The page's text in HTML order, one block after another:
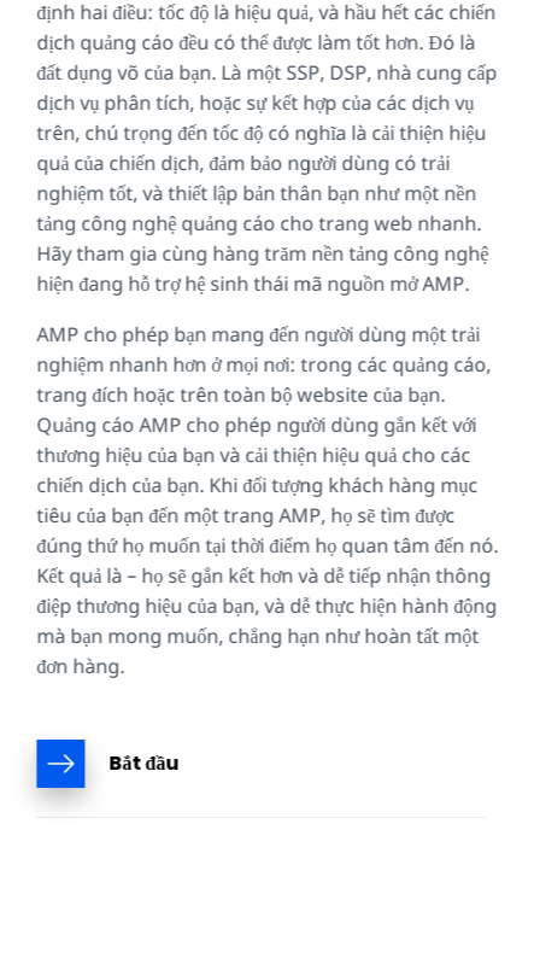
định hai điều: tốc độ là hiệu quả, và hầu hết các chiến
dịch quảng cáo đều có thể được làm tốt hơn. Đó là
đất dụng võ của bạn. Là một SSP, DSP, nhà cung cấp
dịch vụ phân tích, hoặc sự kết hợp của các dịch vụ
trên, chú trọng đến tốc độ có nghĩa là cải thiện hiệu
quả của chiến dịch, đảm bảo người dùng có trải
nghiệm tốt, và thiết lập bản thân bạn như một nền
tảng công nghệ quảng cáo cho trang web nhanh.
Hãy tham gia cùng hàng trăm nền tảng công nghệ
hiện đang hỗ trợ hệ sinh thái mã nguồn mở AMP.
AMP cho phép bạn mang đến người dùng một trải
nghiệm nhanh hơn ở mọi nơi: trong các quảng cáo,
trang đích hoặc trên toàn bộ website của bạn.
Quảng cáo AMP cho phép người dùng gắn kết với
thương hiệu của bạn và cải thiện hiệu quả cho các
chiến dịch của bạn. Khi đối tượng khách hàng mục
tiêu của bạn đến một trang AMP, họ sẽ tìm được
đúng thứ họ muốn tại thời điểm họ quan tâm đến nó.
Kết quả là – họ sẽ gắn kết hơn và dễ tiếp nhận thông
điệp thương hiệu của bạn, và dễ thực hiện hành động
mà bạn mong muốn, chẳng hạn như hoàn tất một
đơn hàng.
Bắt đầu